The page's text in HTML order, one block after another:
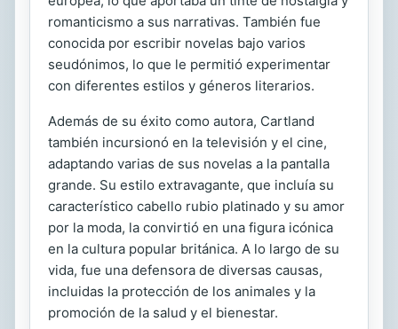
romanticismo a sus narrativas. También fue
conocida por escribir novelas bajo varios
seudónimos, lo que le permitió experimentar
con diferentes estilos y géneros literarios.
Además de su éxito como autora, Cartland
también incursionó en la televisión y el cine,
adaptando varias de sus novelas a la pantalla
grande. Su estilo extravagante, que incluía su
característico cabello rubio platinado y su amor
por la moda, la convirtió en una figura icónica
en la cultura popular británica. A lo largo de su
vida, fue una defensora de diversas causas,
incluidas la protección de los animales y la
promoción de la salud y el bienestar.